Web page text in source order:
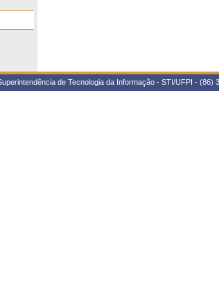
de Tecnologia da Informação - STI/UFPI - (86)